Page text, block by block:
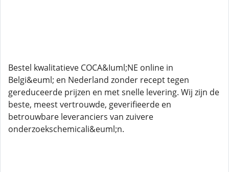
Bestel kwalitatieve COCA&Iuml;NE online in
Belgi&euml; en Nederland zonder recept tegen
gereduceerde prijzen en met snelle levering. Wij zijn de
beste, meest vertrouwde, geverifieerde en
betrouwbare leveranciers van zuivere
onderzoekschemicali&euml;n.